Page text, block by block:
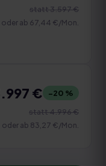
statt3.597 €
oder ab 67,44 € /Mon.
€ −20 %
statt4.996 €
oder ab 83,27 € /Mon.